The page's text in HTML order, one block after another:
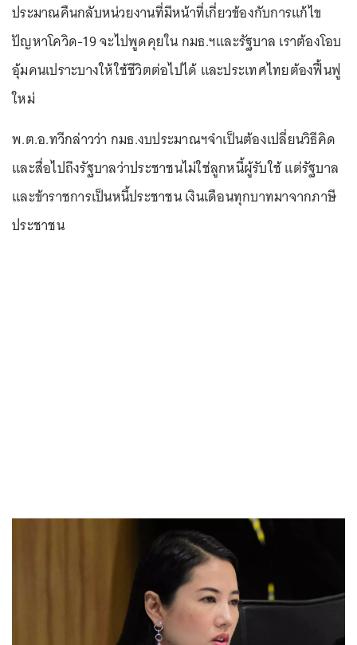
ประมาณคืนกลับหน่วยงานที่มีหน้าที่เกี่ยวข้องกับการแก้ไข
ปัญหาโควิด-19 จะไปพูดคุยใน กมธ.ฯและรัฐบาล เราต้องโอบ
อุ้มคนเปราะบางให้ใช้ชีวิตต่อไปได้ และประเทศไทยต้องฟื้นฟู
ใหม่
พ.ต.อ.ทวีกล่าวว่า กมธ.งบประมาณฯจำเป็นต้องเปลี่ยนวิธีคิด
และสื่อไปถึงรัฐบาลว่าประชาชนไม่ใช่ลูกหนี้ผู้รับใช้ แต่รัฐบาล
และข้าราชการเป็นหนี้ประชาชน เงินเดือนทุกบาทมาจากภาษี
ประชาชน